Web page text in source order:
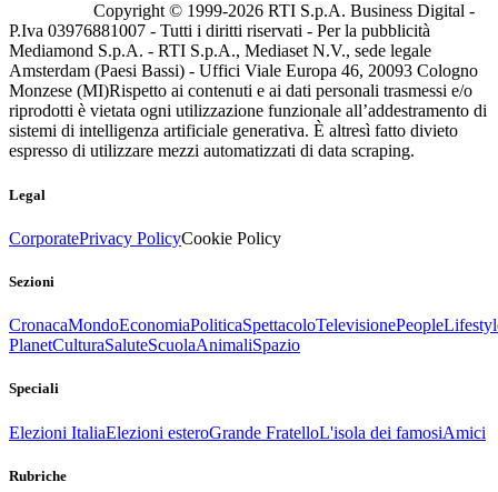
Copyright © 1999-2026 RTI S.p.A. Business Digital -
P.Iva 03976881007 - Tutti i diritti riservati - Per la pubblicità
Mediamond S.p.A. - RTI S.p.A., Mediaset N.V., sede legale
Amsterdam (Paesi Bassi) - Uffici Viale Europa 46, 20093 Cologno
Monzese (MI)Rispetto ai contenuti e ai dati personali trasmessi e/o
riprodotti è vietata ogni utilizzazione funzionale all’addestramento di
sistemi di intelligenza artificiale generativa. È altresì fatto divieto
espresso di utilizzare mezzi automatizzati di data scraping.
Legal
CorporatePrivacy PolicyCookie Policy
Sezioni
CronacaMondoEconomiaPoliticaSpettacoloTelevisionePeople
PlanetCulturaSaluteScuolaAnimaliSpazio
Speciali
Elezioni ItaliaElezioni esteroGrande FratelloL'isola dei famosiAmici
Rubriche